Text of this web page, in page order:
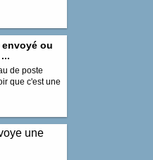
ou
de poste
que c'est une